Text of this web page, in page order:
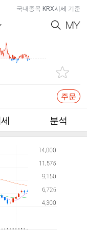
국내종목 KRX시세 기준
주문
분석